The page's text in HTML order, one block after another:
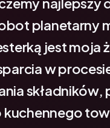
planetarny
jest moja
w
kuchennego